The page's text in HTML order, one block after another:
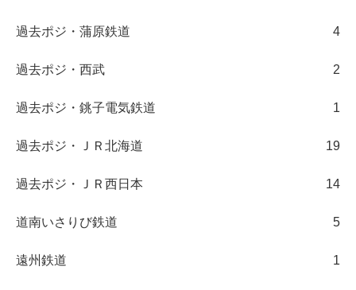
過去ポジ・蒲原鉄道 4
過去ポジ・西武 2
過去ポジ・銚子電気鉄道 1
過去ポジ・ＪＲ北海道 19
過去ポジ・ＪＲ西日本 14
道南いさりび鉄道 5
遠州鉄道 1